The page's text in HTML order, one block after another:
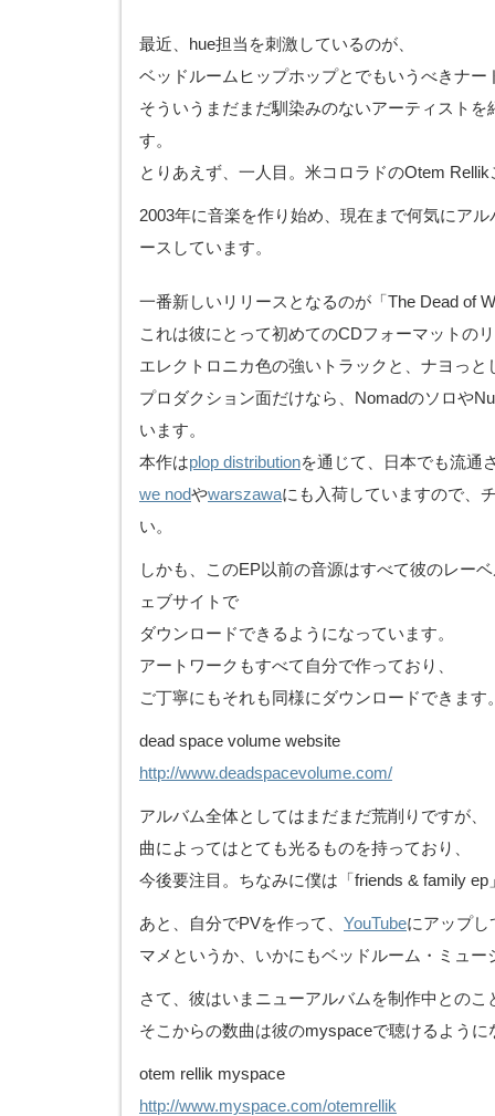
最近、hue担当を刺激しているのが、
ベッドルームヒップホップとでもいうべきナー
そういうまだまだ馴染みのないアーティストを
す。
とりあえず、一人目。米コロラドのOtem
2003年に音楽を作り始め、現在まで何気にア
ースしています。
一番新しいリリースとなるのが「The Dead of
これは彼にとって初めてのCDフォーマットの
エレクトロニカ色の強いトラックと、ナヨっと
プロダクション面だけなら、Nomadのソロや
います。
本作はplop distributionを通じて、日本でも流通
we nodやwarszawaにも入荷していますので、
い。
しかも、このEP以前の音源はすべて彼のレー
ェブサイトで
ダウンロードできるようになっています。
アートワークもすべて自分で作っており、
ご丁寧にもそれも同様にダウンロードできます
dead space volume website
http://www.deadspacevolume.com/
アルバム全体としてはまだまだ荒削りですが、
曲によってはとても光るものを持っており、
今後要注目。ちなみに僕は「friends & family ep
あと、自分でPVを作って、 YouTubeにアップし
マメというか、いかにもベッドルーム・ミュ
さて、彼はいまニューアルバムを制作中とのこ
そこからの数曲は彼のmyspaceで聴けるように
otem rellik myspace
http://www.myspace.com/otemrellik